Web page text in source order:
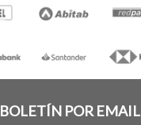
BOLETÍN POR EMAIL